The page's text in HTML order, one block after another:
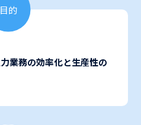
目的
業務の効率化と生産性の